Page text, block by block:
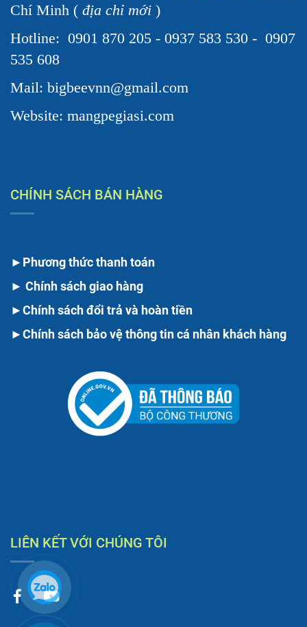
Chí Minh ( địa chỉ mới )
Hotline: 0901 870 205 - 0937 583 530 - 0907
535 608
Mail: bigbeevnn@gmail.com
Website: mangpegiasi.com
CHÍNH SÁCH BÁN HÀNG
► Phương thức thanh toán
► Chính sách giao hàng
►Chính sách đổi trả và hoàn tiền
►Chính sách bảo vệ thông tin cá nhân khách hàng
LIÊN KẾT VỚI CHÚNG TÔI